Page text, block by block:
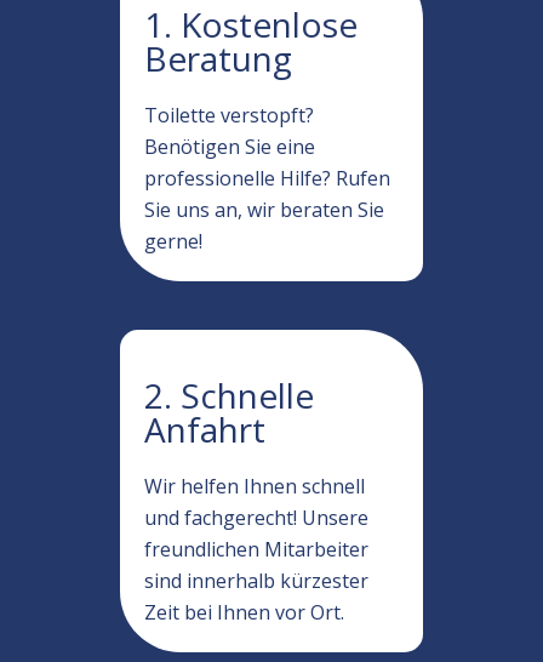
1. Kostenlose
Beratung
Toilette verstopft?
Benötigen Sie eine
professionelle Hilfe? Rufen
Sie uns an, wir beraten Sie
gerne!
2. Schnelle
Anfahrt
Wir helfen Ihnen schnell
und fachgerecht! Unsere
freundlichen Mitarbeiter
sind innerhalb kürzester
Zeit bei Ihnen vor Ort.